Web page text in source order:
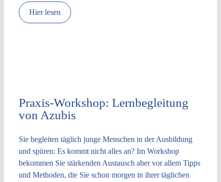
Hier lesen
Praxis-Workshop: Lernbegleitung
von Azubis
Sie begleiten täglich junge Menschen in der Ausbildung
und spüren: Es kommt nicht alles an? Im Workshop
bekommen Sie stärkenden Austausch aber vor allem Tipps
und Methoden, die Sie schon morgen in ihrer täglichen